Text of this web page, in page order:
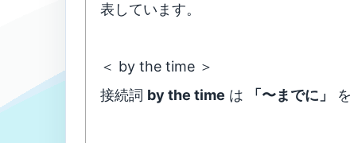
表しています。
＜ by the time ＞
接続詞 by the time は 「〜までに」